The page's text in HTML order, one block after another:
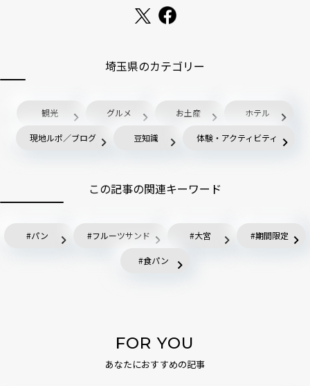
埼玉県のカテゴリー
観光 グルメ お土産 ホテル
現地ルポ／ブログ 豆知識 体験・アクティビティ
この記事の関連キーワード
パン フルーツサンド 大宮 期間限定
食パン
FOR YOU
あなたにおすすめの記事